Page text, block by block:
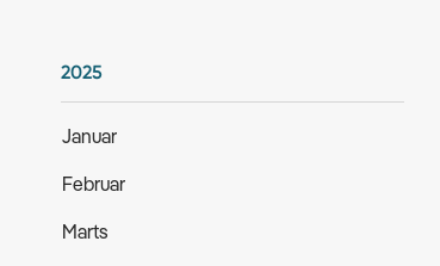
2025
Januar
Februar
Marts